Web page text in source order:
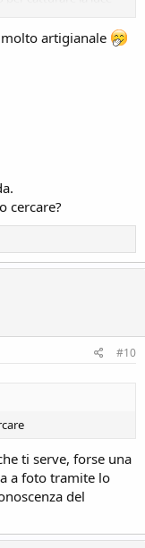
in questa zona
fotografia di
(o ci si può
artigianale
cercare?
#10
ti serve, forse una
a foto tramite lo
del